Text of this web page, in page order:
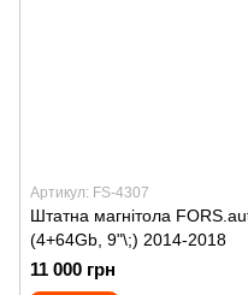
Артикул: FS-4307
Штатна магнітола
(4+64Gb, 9"\;) 2014-2018
11 000 грн